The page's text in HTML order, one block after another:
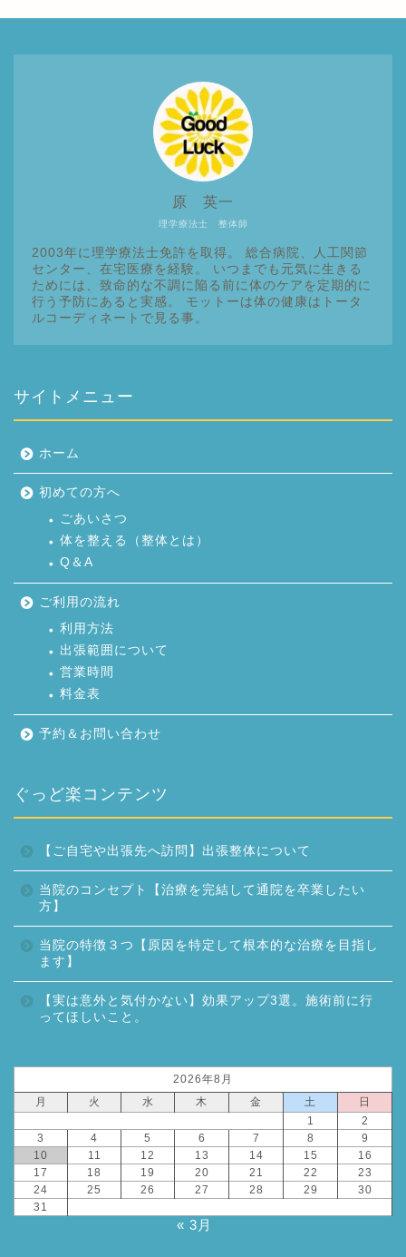
理学療法士 整体師
原 英一
2003年に理学療法士免許を取得。 総合病院、人工関節
センター、在宅医療を経験。 いつまでも元気に生きる
ためには、致命的な不調に陥る前に体のケアを定期的に
行う予防にあると実感。 モットーは体の健康はトータ
ルコーディネートで見る事。
サイトメニュー
ホーム
初めての方へ
ごあいさつ
体を整える（整体とは）
Q＆A
ご利用の流れ
利用方法
出張範囲について
営業時間
料金表
予約＆お問い合わせ
ぐっど楽コンテンツ
【ご自宅や出張先へ訪問】出張整体について
当院のコンセプト【治療を完結して通院を卒業したい
方】
当院の特徴３つ【原因を特定して根本的な治療を目指し
ます】
【実は意外と気付かない】効果アップ3選。施術前に行
ってほしいこと。
2026年8月
月
火 水 木 金 土
日
1
2
3
4 5 6 7 8
9
10
11 12 13 14 15
16
17
18 19 20 21 22
23
24
25 26 27 28 29
30
31
« 3月